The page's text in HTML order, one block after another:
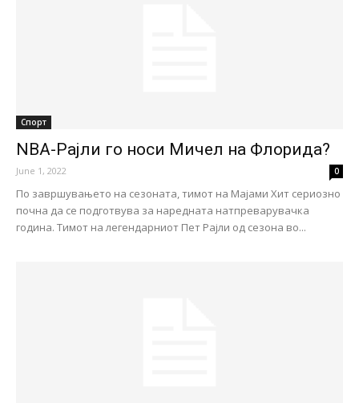
Спорт
NBA-Рајли го носи Мичел на Флорида?
June 1, 2022 0
По завршувањето на сезоната, тимот на Мајами Хит сериозно
почна да се подготвува за наредната натпреварувачка
година. Тимот на легендарниот Пет Рајли од сезона во...